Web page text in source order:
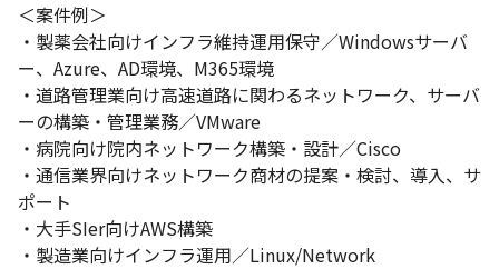
＜案件例＞
・製薬会社向けインフラ維持運用保守／Windowsサーバ
ー、Azure、AD環境、M365環境
・道路管理業向け高速道路に関わるネットワーク、サーバ
ーの構築・管理業務／VMware
・病院向け院内ネットワーク構築・設計／Cisco
・通信業界向けネットワーク商材の提案・検討、導入、サ
ポート
・大手SIer向けAWS構築
・製造業向けインフラ運用／Linux/Network